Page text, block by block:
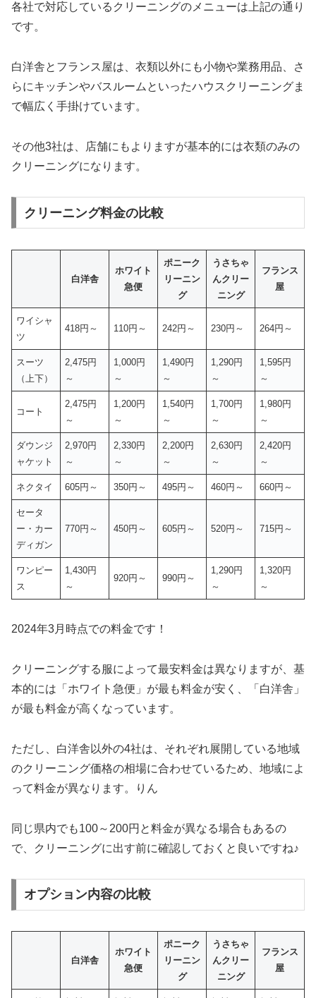
各社で対応しているクリーニングのメニューは上記の通り
です。
白洋舎とフランス屋は、衣類以外にも小物や業務用品、さ
らにキッチンやバスルームといったハウスクリーニングま
で幅広く手掛けています。
その他3社は、店舗にもよりますが基本的には衣類のみの
クリーニングになります。
クリーニング料金の比較
白洋舎
ホワイト
急便
ポニーク
リーニン
グ
うさちゃ
んクリー
ニング
フランス
屋
ワイシャ
ツ
418円～ 110円～ 242円～ 230円～ 264円～
スーツ
（上下）
2,475円
～
1,000円
～
1,490円
～
1,290円
～
1,595円
～
コート
2,475円
～
1,200円
～
1,540円
～
1,700円
～
1,980円
～
ダウンジ
ャケット
2,970円
～
2,330円
～
2,200円
～
2,630円
～
2,420円
～
ネクタイ 605円～ 350円～ 495円～ 460円～ 660円～
セータ
ー・カー
ディガン
770円～ 450円～ 605円～ 520円～ 715円～
ワンピー
ス
1,430円
～
920円～ 990円～
1,290円
～
1,320円
～
2024年3月時点での料金です！
クリーニングする服によって最安料金は異なりますが、基
本的には「ホワイト急便」が最も料金が安く、「白洋舎」
が最も料金が高くなっています。
ただし、白洋舎以外の4社は、それぞれ展開している地域
のクリーニング価格の相場に合わせているため、地域によ
って料金が異なります。りん
同じ県内でも100～200円と料金が異なる場合もあるの
で、クリーニングに出す前に確認しておくと良いですね♪
オプション内容の比較
白洋舎
ホワイト
急便
ポニーク
リーニン
グ
うさちゃ
んクリー
ニング
フランス
屋